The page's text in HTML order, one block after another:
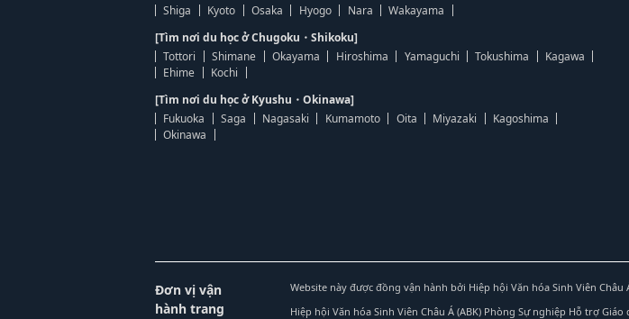
Shiga
Kyoto Osaka Hyogo Nara
Wakayama
[Tìm nơi du học ở Chugoku・Shikoku]
Tottori
Shimane Okayama Hiroshima Yamaguchi Tokushima
Kagawa
Ehime
Kochi
[Tìm nơi du học ở Kyushu・Okinawa]
Fukuoka
Saga Nagasaki Kumamoto Oita Miyazaki
Kagoshima
Okinawa
Đơn vị vận
hành trang
Website này được đồng vận hành bởi Hiệp hội Văn hóa Sinh Viên Châu
Hiệp hội Văn hóa Sinh Viên Châu Á (ABK) Phòng Sự nghiệp Hỗ trợ Giáo